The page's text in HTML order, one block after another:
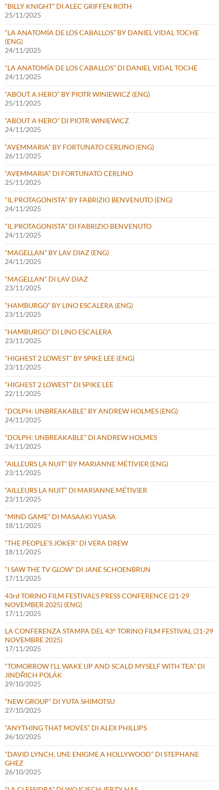
“BILLY KNIGHT” DI ALEC GRIFFEN ROTH
25/11/2025
“LA ANATOMÍA DE LOS CABALLOS” BY DANIEL VIDAL TOCHE
(ENG)
24/11/2025
“LA ANATOMÍA DE LOS CABALLOS” DI DANIEL VIDAL TOCHE
24/11/2025
“ABOUT A HERO” BY PIOTR WINIEWICZ (ENG)
25/11/2025
“ABOUT A HERO” DI PIOTR WINIEWICZ
24/11/2025
“AVEMMARIA” BY FORTUNATO CERLINO (ENG)
26/11/2025
“AVEMMARIA” DI FORTUNATO CERLINO
25/11/2025
“IL PROTAGONISTA” BY FABRIZIO BENVENUTO (ENG)
24/11/2025
“IL PROTAGONISTA” DI FABRIZIO BENVENUTO
24/11/2025
“MAGELLAN” BY LAV DIAZ (ENG)
24/11/2025
“MAGELLAN” DI LAV DIAZ
23/11/2025
“HAMBURGO” BY LINO ESCALERA (ENG)
23/11/2025
“HAMBURGO” DI LINO ESCALERA
23/11/2025
“HIGHEST 2 LOWEST” BY SPIKE LEE (ENG)
23/11/2025
“HIGHEST 2 LOWEST” DI SPIKE LEE
22/11/2025
“DOLPH: UNBREAKABLE” BY ANDREW HOLMES (ENG)
24/11/2025
“DOLPH: UNBREAKABLE” DI ANDREW HOLMES
24/11/2025
“AILLEURS LA NUIT” BY MARIANNE MÉTIVIER (ENG)
23/11/2025
“AILLEURS LA NUIT” DI MARIANNE MÉTIVIER
23/11/2025
“MIND GAME” DI MASAAKI YUASA
18/11/2025
“THE PEOPLE’S JOKER” DI VERA DREW
18/11/2025
“I SAW THE TV GLOW” DI JANE SCHOENBRUN
17/11/2025
43rd TORINO FILM FESTIVAL’S PRESS CONFERENCE (21-29
NOVEMBER 2025) (ENG)
17/11/2025
LA CONFERENZA STAMPA DEL 43° TORINO FILM FESTIVAL (21-29
NOVEMBRE 2025)
17/11/2025
“TOMORROW I’LL WAKE UP AND SCALD MYSELF WITH TEA” DI
JINDŘICH POLÁK
29/10/2025
“NEW GROUP” DI YUTA SHIMOTSU
27/10/2025
“ANYTHING THAT MOVES” DI ALEX PHILLIPS
26/10/2025
“DAVID LYNCH, UNE ENIGME A HOLLYWOOD” DI STEPHANE
GHEZ
26/10/2025